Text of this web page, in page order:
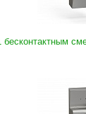
бесконтактным